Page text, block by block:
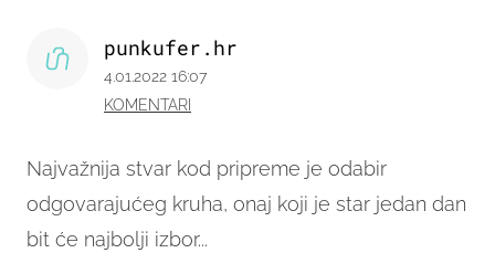
Najvažnija stvar kod pripreme je odabir
odgovarajućeg kruha, onaj koji je star jedan dan
bit će najbolji izbor...
punkufer.hr
4.01.2022 16:07
KOMENTARI